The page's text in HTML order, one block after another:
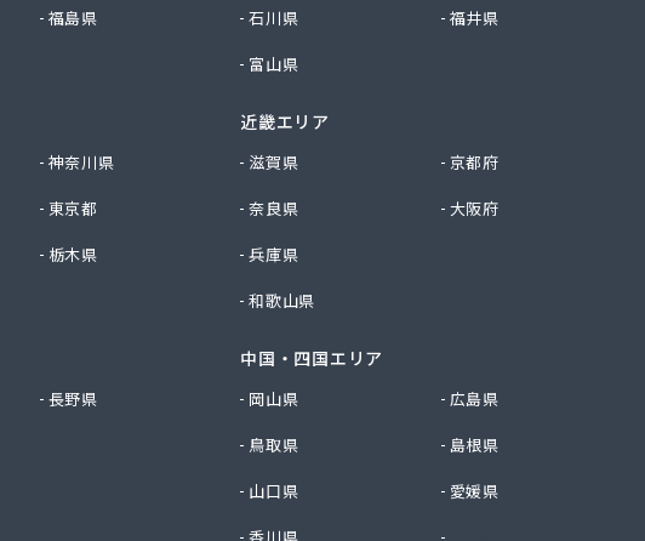
福島県
神奈川県
東京都
栃木県
長野県
石川県
福井県
富山県
近畿エリア
滋賀県
京都府
奈良県
大阪府
兵庫県
和歌山県
中国・四国エリア
岡山県
広島県
鳥取県
島根県
山口県
愛媛県